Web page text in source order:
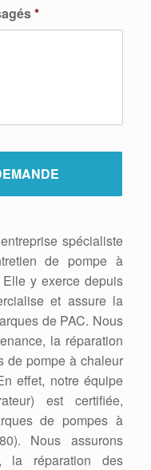
*
spécialiste
de pompe à
y exerce depuis
et assure la
de PAC. Nous
la réparation
de pompe à chaleur
effet, notre équipe
est certifiée,
de pompes à
Nous assurons
la réparation des